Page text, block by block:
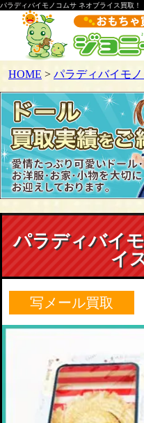
パラディバイモノコムサ ネオブライス買取
HOME > パラディバイモ
パラディバイ
イ
写メール買取